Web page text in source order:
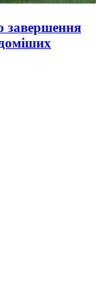
завершення